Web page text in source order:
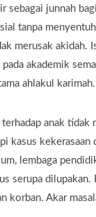
sebagai junnah
tanpa
merusak akidah.
akademik
ahlakul karimah.
anak
kasus
lembaga
serupa
korban. Akar